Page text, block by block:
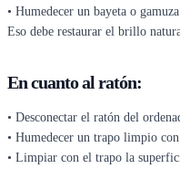
• Humedecer un bayeta o
Eso debe restaurar el brillo
En cuanto al ratón:
• Desconectar el ratón del
• Humedecer un trapo limpio
• Limpiar con el trapo la